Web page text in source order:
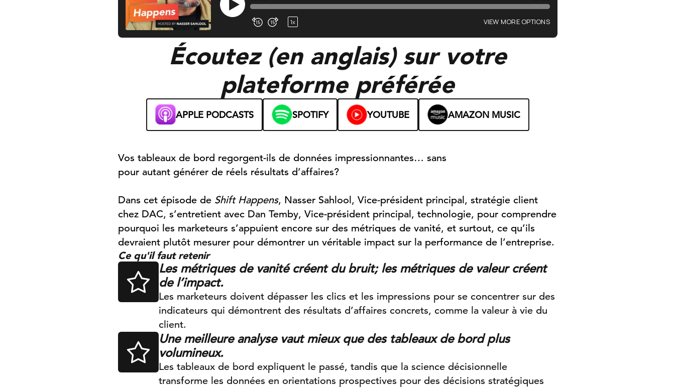
Écoutez (en anglais) sur votre
plateforme préférée
APPLE PODCASTS SPOTIFY YOUTUBE AMAZON MUSIC
Vos tableaux de bord regorgent-ils de données impressionnantes… sans
pour autant générer de réels résultats d’affaires?
Dans cet épisode de Shift Happens, Nasser Sahlool, Vice-président principal, stratégie client
chez DAC, s’entretient avec Dan Temby, Vice-président principal, technologie, pour comprendre
pourquoi les marketeurs s’appuient encore sur des métriques de vanité, et surtout, ce qu’ils
devraient plutôt mesurer pour démontrer un véritable impact sur la performance de l’entreprise.
Ce qu'il faut retenir
Les métriques de vanité créent du bruit; les métriques de valeur créent
de l’impact.
Les marketeurs doivent dépasser les clics et les impressions pour se concentrer sur des
indicateurs qui démontrent des résultats d’affaires concrets, comme la valeur à vie du
client.
Une meilleure analyse vaut mieux que des tableaux de bord plus
volumineux.
Les tableaux de bord expliquent le passé, tandis que la science décisionnelle
transforme les données en orientations prospectives pour des décisions stratégiques